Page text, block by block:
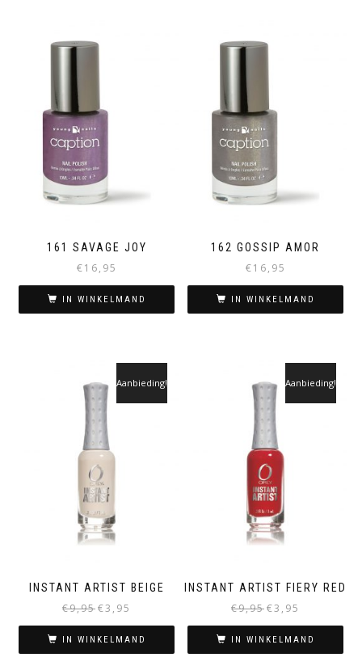
161 SAVAGE JOY
€16,95
IN WINKELMAND
162 GOSSIP AMOR
€16,95
IN WINKELMAND
INSTANT ARTIST BEIGE
Aanbieding!
€9,95€3,95
IN WINKELMAND
INSTANT ARTIST FIERY RED
Aanbieding!
€9,95€3,95
IN WINKELMAND